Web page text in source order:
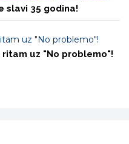
slavi 35 godina!
uz "No problemo"!